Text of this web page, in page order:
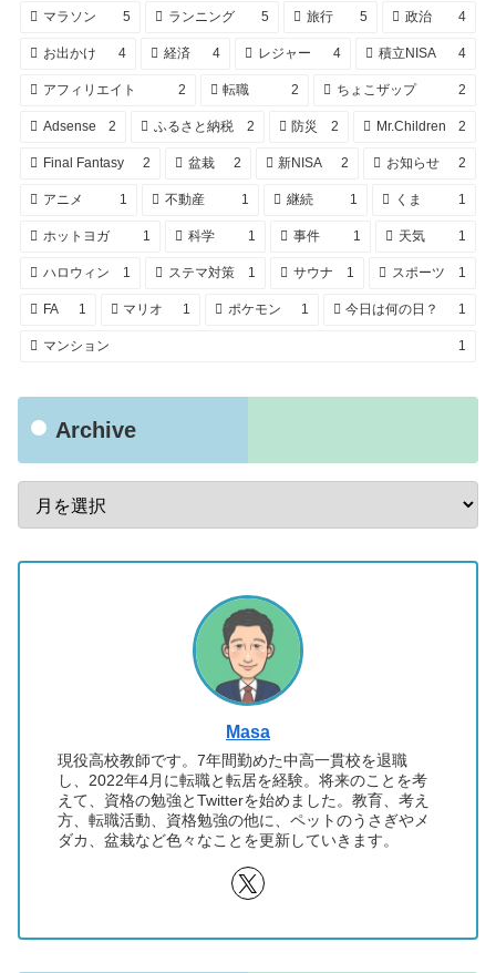
マラソン 5 ランニング 5 旅行 5 政治 4
お出かけ 4 経済 4 レジャー 4 積立NISA 4
アフィリエイト 2 転職 2 ちょこザップ 2
Adsense 2 ふるさと納税 2 防災 2 Mr.Children 2
Final Fantasy 2 盆栽 2 新NISA 2 お知らせ 2
アニメ 1 不動産 1 継続 1 くま 1
ホットヨガ 1 科学 1 事件 1 天気 1
ハロウィン 1 ステマ対策 1 サウナ 1 スポーツ 1
FA 1 マリオ 1 ポケモン 1 今日は何の日？ 1
マンション 1
Archive
Masa
現役高校教師です。7年間勤めた中高一貫校を退職
し、2022年4月に転職と転居を経験。将来のことを考
えて、資格の勉強とTwitterを始めました。教育、考え
方、転職活動、資格勉強の他に、ペットのうさぎやメ
ダカ、盆栽など色々なことを更新していきます。